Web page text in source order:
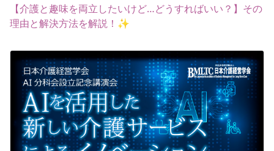
【介護と趣味を両立したいけど…どうすればいい？】その
理由と解決方法を解説！✨